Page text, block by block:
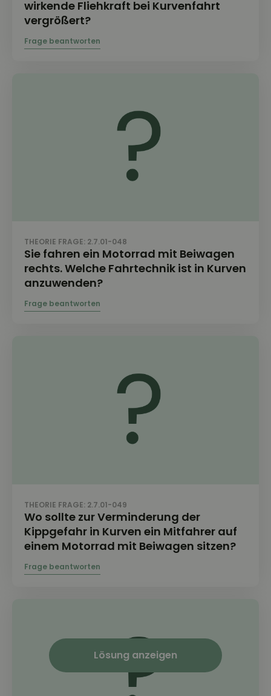
Lösung anzeigen
wirkende Fliehkraft bei Kurvenfahrt
vergrößert?
THEORIE FRAGE: 2.7.01-048
Sie fahren ein Motorrad mit Beiwagen
rechts. Welche Fahrtechnik ist in Kurven
anzuwenden?
THEORIE FRAGE: 2.7.01-049
Wo sollte zur Verminderung der
Kippgefahr in Kurven ein Mitfahrer auf
einem Motorrad mit Beiwagen sitzen?